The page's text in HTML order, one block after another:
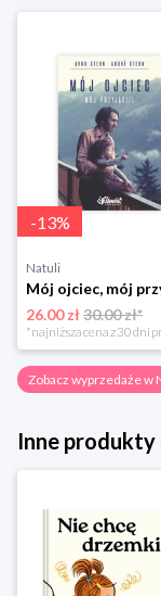
-13%
Natuli
26.00 zł30.00 zł*
Zobacz wyprzedaże w
Inne